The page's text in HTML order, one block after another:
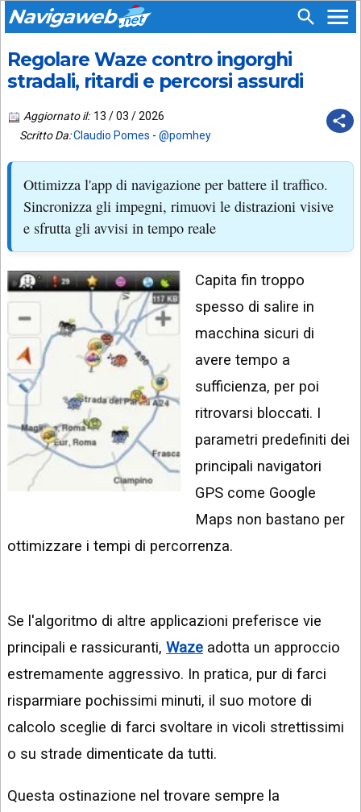
Navigaweb
HOME
SIAMO
SUPPORTO
PIÙ
LETTI
ULTIMI
POST
ARCHIVIO
VIDEO
ARGOMENTI:
IPHONE
ANDROID
APPS
WINDOWS
STRUMENTI
SEGUICI
SU:
APP
ANDROID
EMAIL
TIKTOK
YOUTUBE
INSTAGRAM
GOOGLE
NEWS
LINKEDIN
Regolare Waze contro ingorghi
stradali, ritardi e percorsi assurdi
Aggiornato il: 13 / 03 / 2026
Scritto Da:Claudio Pomes - @pomhey
Ottimizza l'app di navigazione per battere il traffico.
Sincronizza gli impegni, rimuovi le distrazioni visive
e sfrutta gli avvisi in tempo reale
Capita fin troppo
spesso di salire in
macchina sicuri di
avere tempo a
sufficienza, per poi
ritrovarsi bloccati. I
parametri predefiniti dei
principali navigatori
GPS come Google
Maps non bastano per
ottimizzare i tempi di percorrenza.
Se l'algoritmo di altre applicazioni preferisce vie
principali e rassicuranti, Waze adotta un approccio
estremamente aggressivo. In pratica, pur di farci
risparmiare pochissimi minuti, il suo motore di
calcolo sceglie di farci svoltare in vicoli strettissimi
o su strade dimenticate da tutti.
Questa ostinazione nel trovare sempre la